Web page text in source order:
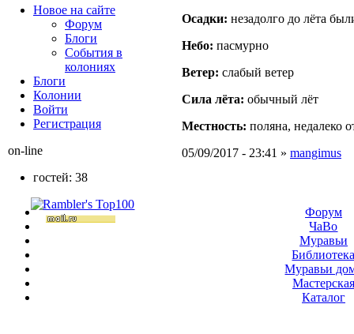
Осадки: незадолго до лёта
Небо: пасмурно
Ветер: слабый ветер
Сила лёта: обычный лёт
Местность: поляна, недалеко
05/09/2017 - 23:41 » mangimus
Новое на сайте
Форум
Блоги
События в
колониях
Блоги
Колонии
Войти
Peгиcтpaция
on-line
гостей: 38
Форум
ЧаВо
Муравьи
Муравьи
Мастерская
Каталог